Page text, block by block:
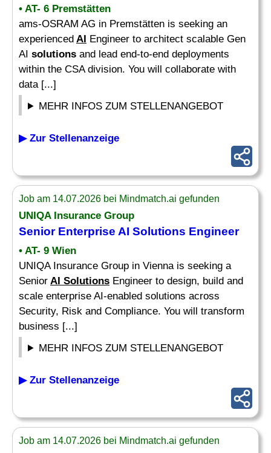
• AT- 6 Premstätten
ams-OSRAM AG in Premstätten is seeking an
experienced AI Engineer to architect scalable Gen
AI solutions and lead end-to-end deployments
within the CSA division. You will collaborate with
data [...]
MEHR INFOS ZUM STELLENANGEBOT
▶ Zur Stellenanzeige
Job am 14.07.2026 bei Mindmatch.ai gefunden
UNIQA Insurance Group
Senior Enterprise AI Solutions Engineer
• AT- 9 Wien
UNIQA Insurance Group in Vienna is seeking a
Senior AI Solutions Engineer to design, build and
scale enterprise AI-enabled solutions across
Security, Risk and Compliance. You will transform
business [...]
MEHR INFOS ZUM STELLENANGEBOT
▶ Zur Stellenanzeige
Job am 14.07.2026 bei Mindmatch.ai gefunden